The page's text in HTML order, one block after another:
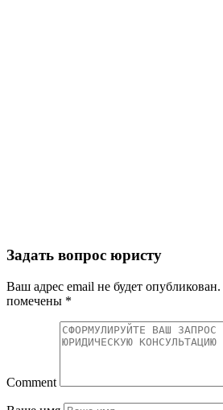
Задать вопрос юристу
Ваш адрес email не будет опубликован.
помечены *
Comment